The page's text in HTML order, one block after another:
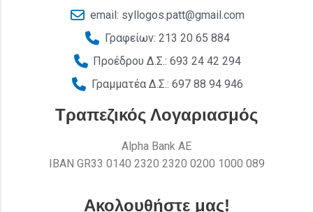
email: syllogos.patt@gmail.com
Γραφείων: 213 20 65 884
Προέδρου Δ.Σ.: 693 24 42 294
Γραμματέα Δ.Σ.: 697 88 94 946
Τραπεζικός Λογαριασμός
Alpha Bank AE
ΙΒΑΝ GR33 0140 2320 2320 0200 1000 089
Ακολουθήστε μας!